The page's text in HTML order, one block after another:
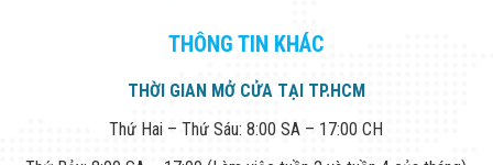
THÔNG TIN KHÁC
THỜI GIAN MỞ CỬA TẠI TP.HCM
Thứ Hai – Thứ Sáu: 8:00 SA – 17:00 CH